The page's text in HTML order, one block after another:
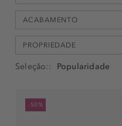
Arganicare (4)
Disney (1)
Florence By Mills (2)
ACABAMENTO
brilhante (1)
PROPRIEDADE
Anti-oxidante (1)
Seleção:
-50%